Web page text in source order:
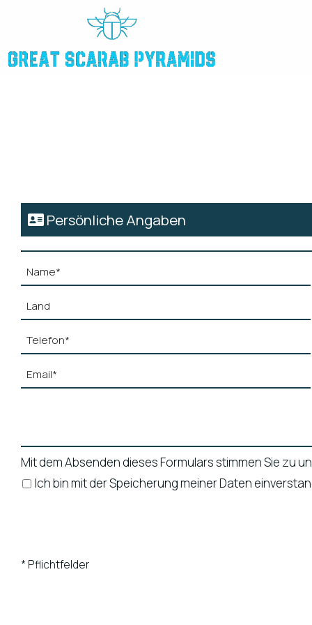
Persönliche Angaben
Mit dem Absenden dieses Formulars stimmen Sie zu
Ich bin mit der Speicherung meiner Daten
* Pflichtfelder